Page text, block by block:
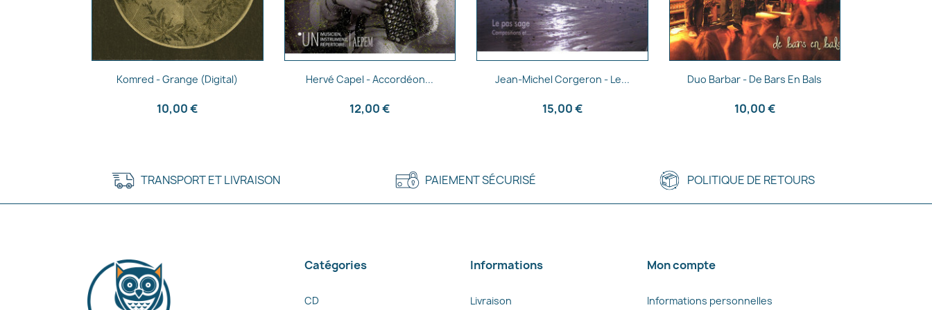
Aperçu rapide
Komred - Grange (Digital)
10,00 €
Aperçu rapide
Hervé Capel - Accordéon...
12,00 €
Aperçu rapide
Jean-Michel Corgeron - Le...
15,00 €
Aperçu rapide
Duo Barbar - De Bars En Bals
10,00 €
TRANSPORT ET LIVRAISON PAIEMENT SÉCURISÉ POLITIQUE DE RETOURS
Catégories
CD
Informations
Livraison
Mon compte
Informations personnelles